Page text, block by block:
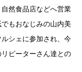
とは当たり前で、そ
然食品店などへ営業
もおなじみの山内美
シェに参加され、今
ピーターさん達との